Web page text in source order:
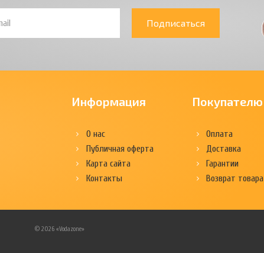
Подписаться
Информация
О нас
Публичная оферта
Карта сайта
Контакты
Покупателю
Оплата
Доставка
Гарантии
Возврат товара
© 2026 «Vodazone»